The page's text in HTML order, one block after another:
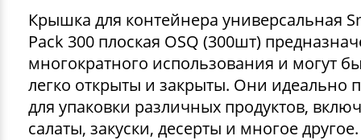
Крышка для контейнера универсальная
Pack 300 плоская OSQ (300шт)
многократного использования и могут
легко открыты и закрыты. Они идеально
для упаковки различных продуктов,
салаты, закуски, десерты и многое другое.